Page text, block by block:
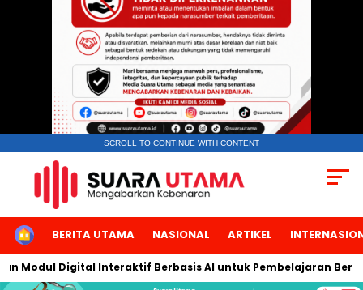
SCROLL TO CONTINUE WITH CONTENT
HOMEBERITA UTAMA NASIONAL ARTIKEL
Digital Interaktif Berbasis AI untuk Pembelajaran Berbicara